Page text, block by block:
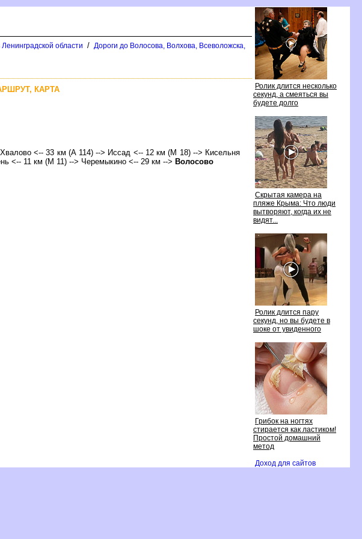
Ролик длится несколько
секунд, а смеяться вы
удете долго
Скрытая камера на
пляже Крыма: Что люди
ытворяют, когда их не
идят...
Ролик длится пару
секунд, но вы будете
шоке от увиденного
Грибок на ногтях
стирается как ластиком!
Простой домашний
метод
Доход для сайто
области / Дороги до Волосова, Волхова, Всеволожска,
КАРТА
<-- 33 км (А 114) --> Иссад <-- 12 км (М 18) --> Кисельня
<-- 11 км (М 11) --> Черемыкино <-- 29 км --> олосово